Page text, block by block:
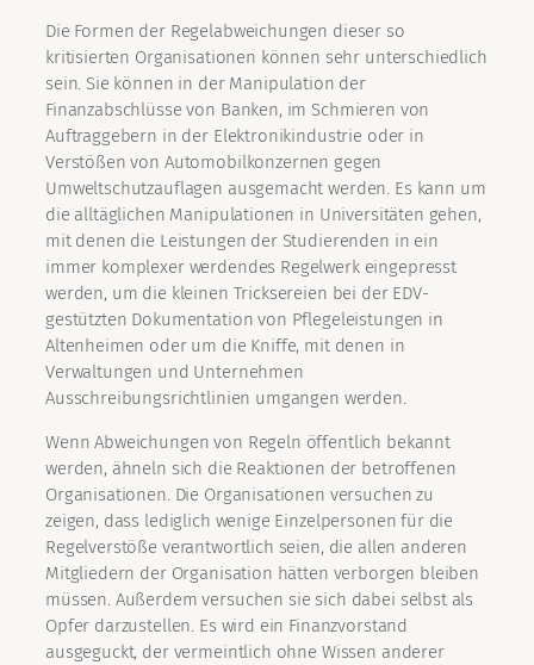
Die Formen der Regelabweichungen dieser so
kritisierten Organisationen können sehr unterschiedlich
sein. Sie können in der Manipulation der
Finanzabschlüsse von Banken, im Schmieren von
Auftraggebern in der Elektronikindustrie oder in
Verstößen von Automobilkonzernen gegen
Umweltschutzauflagen ausgemacht werden. Es kann um
die alltäglichen Manipulationen in Universitäten gehen,
mit denen die Leistungen der Studierenden in ein
immer komplexer werdendes Regelwerk eingepresst
werden, um die kleinen Tricksereien bei der EDV-
gestützten Dokumentation von Pflegeleistungen in
Altenheimen oder um die Kniffe, mit denen in
Verwaltungen und Unternehmen
Ausschreibungsrichtlinien umgangen werden.
Wenn Abweichungen von Regeln öffentlich bekannt
werden, ähneln sich die Reaktionen der betroffenen
Organisationen. Die Organisationen versuchen zu
zeigen, dass lediglich wenige Einzelpersonen für die
Regelverstöße verantwortlich seien, die allen anderen
Mitgliedern der Organisation hätten verborgen bleiben
müssen. Außerdem versuchen sie sich dabei selbst als
Opfer darzustellen. Es wird ein Finanzvorstand
ausgeguckt, der vermeintlich ohne Wissen anderer